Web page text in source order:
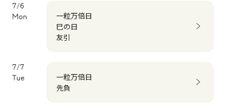
7/6
Mon
一粒万倍日
巳の日
友引
7/7
Tue
一粒万倍日
先負